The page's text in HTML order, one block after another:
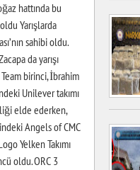
hattında bu
Yarışlarda
sahibi oldu.
da yarışı
birinci, İbrahim
Unilever takımı
elde ederken,
Angels of CMC
Yelken Takımı
oldu. ORC 3